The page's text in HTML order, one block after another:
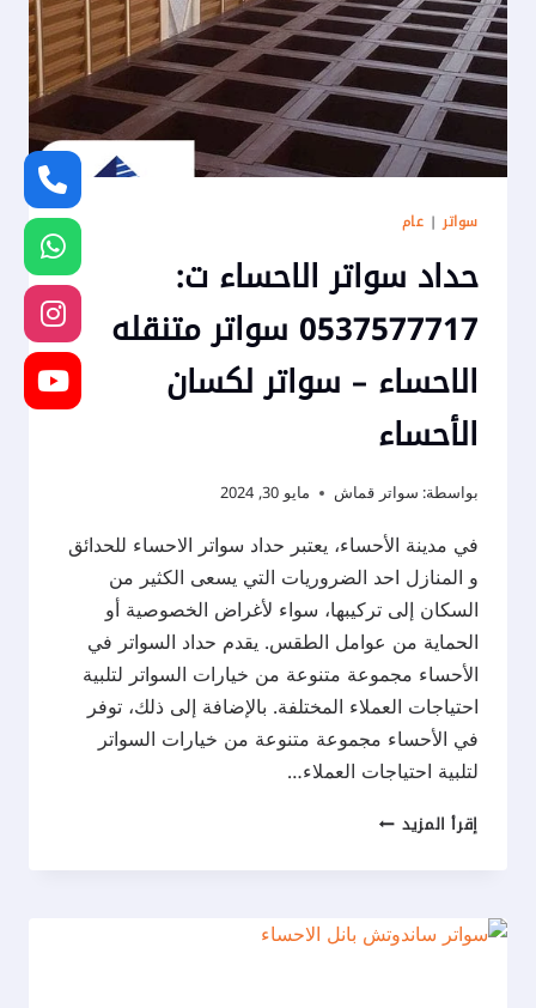
لاسوار
المنازل
الهفوف
سواتر| عام
حداد سواتر الاحساء ت:
0537577717 سواتر متنقله
الاحساء – سواتر لكسان
الأحساء
بواسطة: سواتر قماش مايو 30, 2024
في مدينة الأحساء، يعتبر حداد سواتر الاحساء للحدائق
و المنازل احد الضروريات التي يسعى الكثير من
السكان إلى تركيبها، سواء لأغراض الخصوصية أو
الحماية من عوامل الطقس. يقدم حداد السواتر في
الأحساء مجموعة متنوعة من خيارات السواتر لتلبية
احتياجات العملاء المختلفة. بالإضافة إلى ذلك، توفر
في الأحساء مجموعة متنوعة من خيارات السواتر
لتلبية احتياجات العملاء…
إقرأ المزيدحداد
0537577717